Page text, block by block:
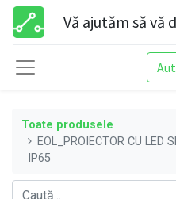
Vă ajutăm să vă
Toate produsele
EOL_PROIECTOR CU LED
IP65